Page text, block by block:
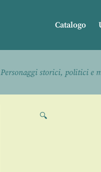
Catalogo
Personaggi storici, politici e
🔍